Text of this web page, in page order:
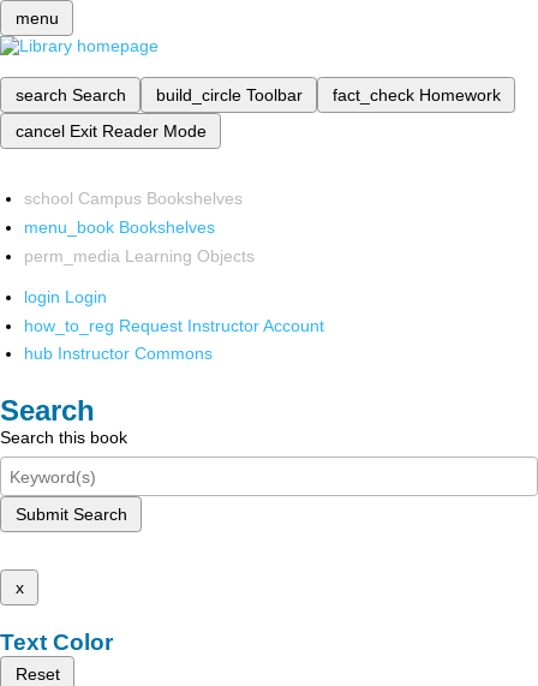
menu
search Search build_circle Toolbar fact_check Homework
cancel Exit Reader Mode
school Campus Bookshelves
menu_book Bookshelves
perm_media Learning Objects
login Login
how_to_reg Request Instructor Account
hub Instructor Commons
Search
Search this book
Submit Search
x
Text Color
Reset